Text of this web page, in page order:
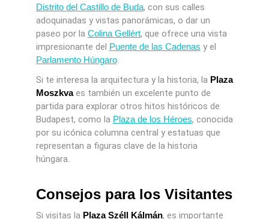
Distrito del Castillo de Buda, con sus calles
adoquinadas y vistas panorámicas, o dar un
paseo por la Colina Gellért, que ofrece una vista
impresionante del Puente de las Cadenas y el
Parlamento Húngaro.
Si te interesa la arquitectura y la historia, la Plaza
Moszkvaes también un excelente punto de
partida para explorar otros hitos históricos de
Budapest, como la Plaza de los Héroes, conocida
por su icónica columna central y estatuas que
representan a figuras clave de la historia
húngara.
Consejos para los Visitantes
Si visitas la Plaza Széll Kálmán, es importante